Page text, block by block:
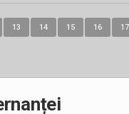
13 14 15 16 17